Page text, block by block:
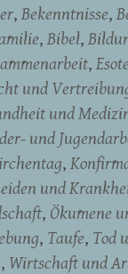
Bekenntnisse
Bibel
und
und
und
und
Ökumene
Taufe Tod
Wirtschaft und